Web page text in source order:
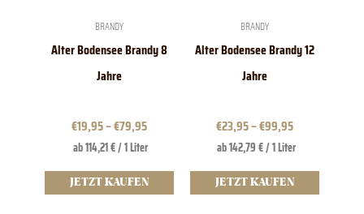
BRANDY
Alter Bodensee Brandy 8
Jahre
€19,95–€79,95
ab 114,21 € / 1 Liter
JETZT KAUFEN
der
gewählt
BRANDY
Alter Bodensee Brandy 12
Jahre
€23,95–€99,95
ab 142,79 € / 1 Liter
JETZT KAUFEN
der
gewählt